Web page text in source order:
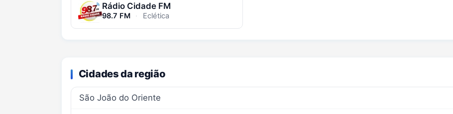
Rádio Cidade FM
98.7 FM · Eclética
Cidades da região
São João do Oriente